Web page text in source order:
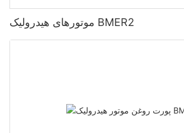
موتورهای هیدرولیک BMER2